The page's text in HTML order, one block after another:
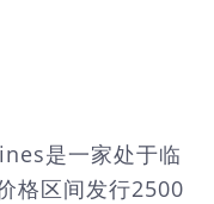
是一家处于临
格区间发行2500